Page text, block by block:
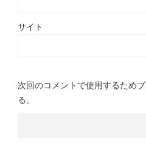
サイト
次回のコメントで使用するため
る。